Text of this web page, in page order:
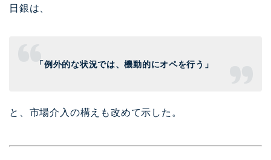
日銀は、
「例外的な状況では、機動的にオペを行う」
と、市場介入の構えも改めて示した。